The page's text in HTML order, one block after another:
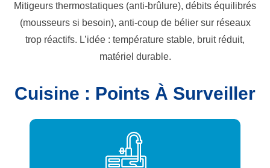
Mitigeurs thermostatiques (anti-brûlure), débits équilibrés
(mousseurs si besoin), anti-coup de bélier sur réseaux
trop réactifs. L’idée : température stable, bruit réduit,
matériel durable.
Cuisine : Points À Surveiller